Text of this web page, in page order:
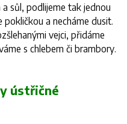
sůl, podlijeme tak jednou
a necháme dusit.
vejci, přidáme
s chlebem či brambory.
ústřičné